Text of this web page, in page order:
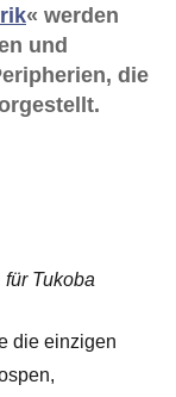
« werden
und
die
für Tukoba
die einzigen